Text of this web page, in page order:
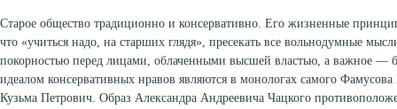
Старое общество традиционно и консервативно. Его жизненные
что «учиться надо, на старших глядя», пресекать все вольнодумные
покорностью перед лицами, облаченными высшей властью, а важное —
идеалом консервативных нравов являются в монологах самого
Кузьма Петрович. Образ Александра Андреевича Чацкого